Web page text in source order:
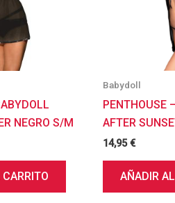
NEGRO S/M
Babydoll
PENTHOUSE
AFTER
14,95€
AÑADIR